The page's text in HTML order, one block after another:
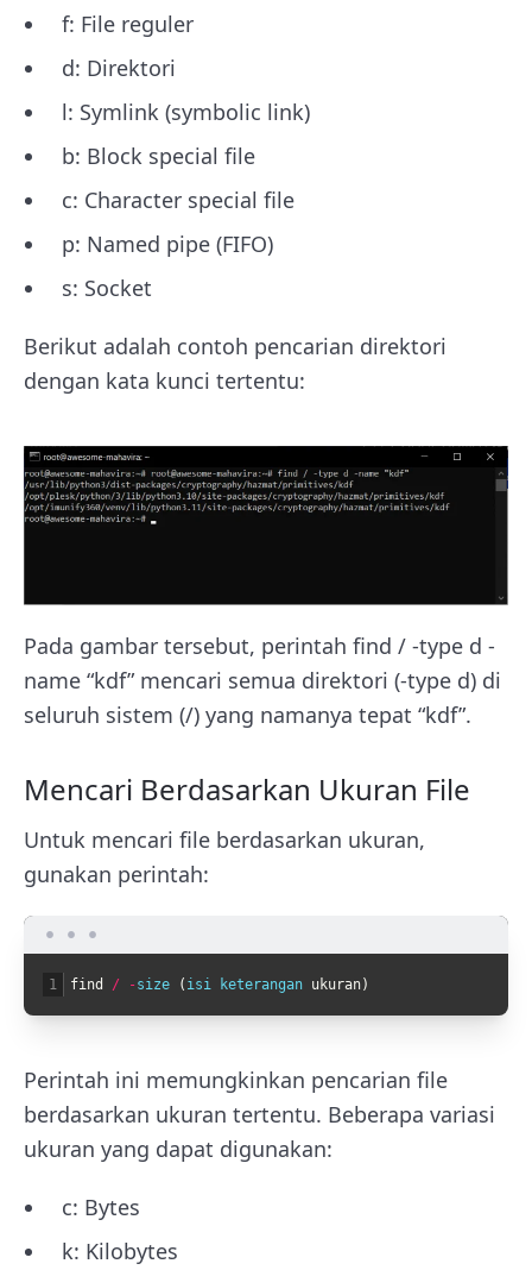
f: File reguler
d: Direktori
l: Symlink (symbolic link)
b: Block special file
c: Character special file
p: Named pipe (FIFO)
s: Socket
Berikut adalah contoh pencarian direktori
dengan kata kunci tertentu:
Pada gambar tersebut, perintah find / -type d -
name “kdf” mencari semua direktori (-type d) di
seluruh sistem (/) yang namanya tepat “kdf”.
Mencari Berdasarkan Ukuran File
Untuk mencari file berdasarkan ukuran,
gunakan perintah:
1 find / -size ( isi keterangan ukuran)
Perintah ini memungkinkan pencarian file
berdasarkan ukuran tertentu. Beberapa variasi
ukuran yang dapat digunakan:
c: Bytes
k: Kilobytes